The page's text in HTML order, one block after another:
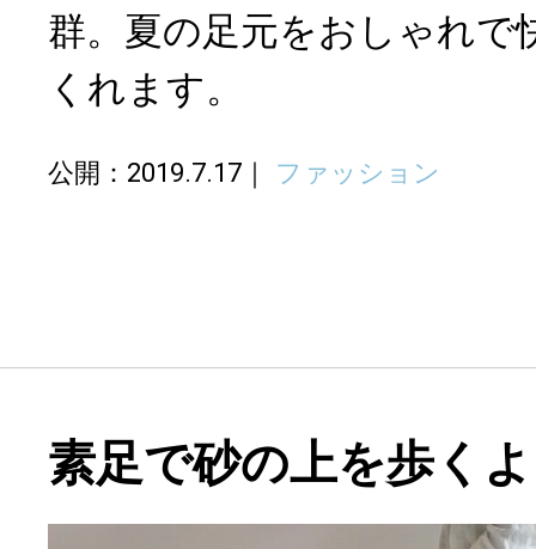
群。夏の足元をおしゃれで
くれます。
公開：2019.7.17 ファッション
素足で砂の上を歩く